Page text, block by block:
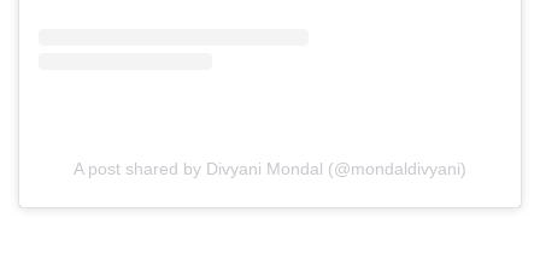
A post shared by Divyani Mondal (@mondaldivyani)